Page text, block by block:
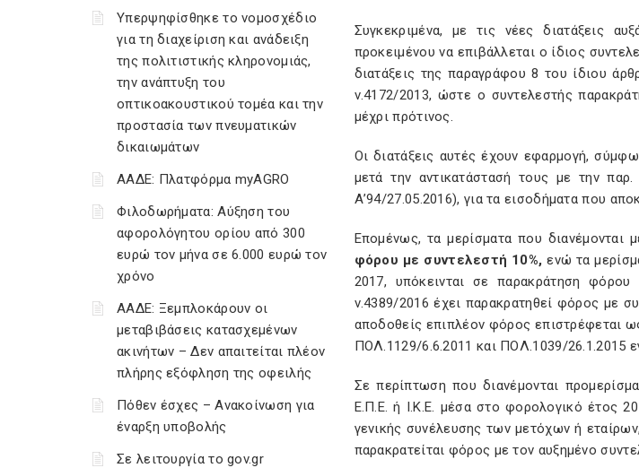
Υπερψηφίσθηκε το νομοσχέδιο
για τη διαχείριση και ανάδειξη
της πολιτιστικής κληρονομιάς,
την ανάπτυξη του
οπτικοακουστικού τομέα και την
προστασία των πνευματικών
δικαιωμάτων
ΑΑΔΕ: Πλατφόρμα myAGRO
Φιλοδωρήματα: Αύξηση του
αφορολόγητου ορίου από 300
ευρώ τον μήνα σε 6.000 ευρώ τον
χρόνο
ΑΑΔΕ: Ξεμπλοκάρουν οι
μεταβιβάσεις κατασχεμένων
ακινήτων – Δεν απαιτείται πλέον
πλήρης εξόφληση της οφειλής
Πόθεν έσχες – Ανακοίνωση για
έναρξη υποβολής
Σε λειτουργία το gov.gr
Συγκεκριμένα, με τις νέες διατάξεις
προκειμένου να επιβάλλεται ο ίδιος
διατάξεις της παραγράφου 8 του ίδιου
ν.4172/2013, ώστε ο συντελεστής
μέχρι πρότινος.
Οι διατάξεις αυτές έχουν εφαρμογή,
μετά την αντικατάστασή τους με την
Α’94/27.05.2016), για τα εισοδήματα που
Επομένως, τα μερίσματα που διανέμονται
φόρου με συντελεστή 10%,ενώ τα
2017, υπόκεινται σε παρακράτηση
ν.4389/2016 έχει παρακρατηθεί φόρος με
αποδοθείς επιπλέον φόρος επιστρέφεται
ΠΟΛ.1129/6.6.2011 και ΠΟΛ.1039/26.1.2015
Σε περίπτωση που διανέμονται
Ε.Π.Ε. ή Ι.Κ.Ε. μέσα στο φορολογικό έτος
γενικής συνέλευσης των μετόχων ή
παρακρατείται φόρος με τον αυξημένο